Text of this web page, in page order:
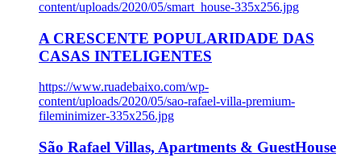
content/uploads/2020/05/smart_house-335x256.jpg
A CRESCENTE POPULARIDADE DAS
CASAS INTELIGENTES
https://www.ruadebaixo.com/wp-
content/uploads/2020/05/sao-rafael-villa-premium-
fileminimizer-335x256.jpg
São Rafael Villas, Apartments & GuestHouse